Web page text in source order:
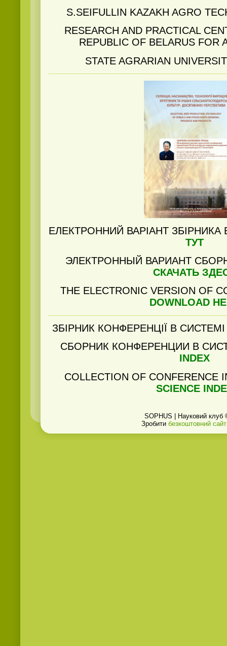
S.SEIFULLIN KAZAKH AGRO
RESEARCH AND PRACTICAL
REPUBLIC OF BELARUS FOR
STATE AGRARIAN
ЕЛЕКТРОННИЙ ВАРІАНТ
ТУТ
ЭЛЕКТРОННЫЙ ВАРИАНТ
СКАЧАТЬ
THE ELECTRONIC VERSION OF
DOWNLOAD
ЗБІРНИК КОНФЕРЕНЦІЇ В
СБОРНИК КОНФЕРЕНЦИИ В
INDEX
COLLECTION OF CONFERENCE
SCIENCE
SOPHUS | Науковий клуб
Зробити безкоштовний сайт